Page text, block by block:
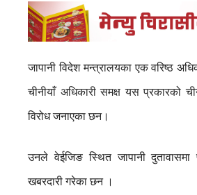
जापानी विदेश मन्त्रालयका एक वरिष्ठ
चीनीयाँ अधिकारी समक्ष यस प्रकारको
विरोध जनाएका छन।
उनले वेईजिङ स्थित जापानी दुतावासमा
खबरदारी गरेका छन ।